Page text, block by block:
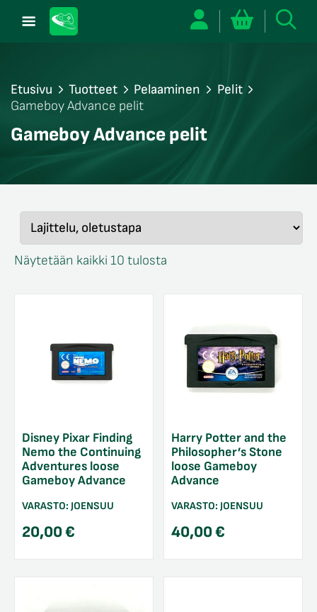
Etusivu Tuotteet Pelaaminen
Pelit
Gameboy Advance pelit
Gameboy Advance pelit
Näytetään kaikki 10 tulosta
Disney Pixar Finding
Nemo the Continuing
Adventures loose
Gameboy Advance
VARASTO: JOENSUU
20,00€
Harry Potter and the
Philosopher’s Stone
loose Gameboy
Advance
VARASTO: JOENSUU
40,00€
sulje
sulje
sulje